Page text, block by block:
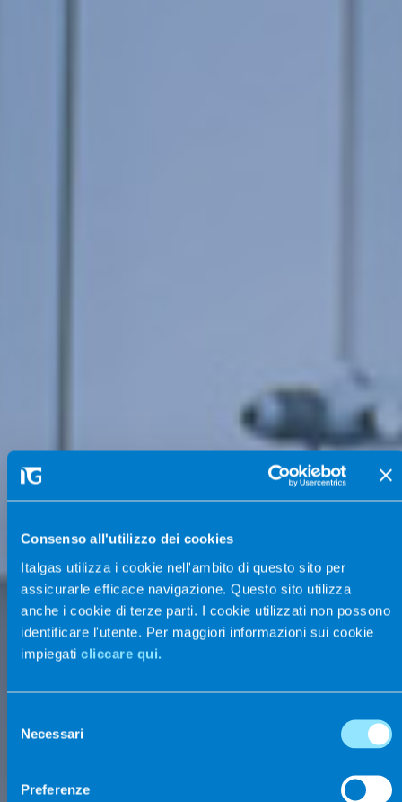
Consenso all'utilizzo dei cookies
Italgas utilizza i cookie nell'ambito di questo sito per
assicurarle efficace navigazione. Questo sito utilizza
anche i cookie di terze parti. I cookie utilizzati non possono
identificare l'utente. Per maggiori informazioni sui cookie
impiegati cliccare qui.
delNecessari
Preferenze